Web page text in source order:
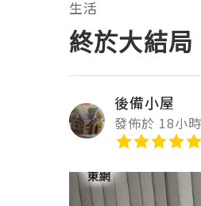
生活
終於大結局
後備小屋
發佈於 18小